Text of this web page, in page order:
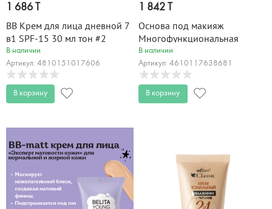
1 686 T
BB Крем для лица дневной 7
в1 SPF-15 30 мл тон #2
В наличии
Артикул: 4810151017606
В корзину
1 842 T
Основа под макияж
Многофункциональная
фиксирующая BB cream +
PRIMER Beauty Visage 30 мл
В наличии
Артикул: 4610117638681
В корзину